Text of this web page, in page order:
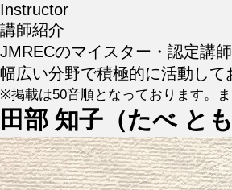
Instructor
講師紹介
JMRECのマイスター・認定講
幅広い分野で積極的に活動して
※掲載は50音順となっております。
田部 知子（たべ とも